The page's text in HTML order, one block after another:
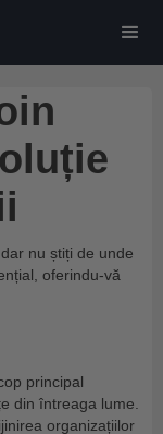
nu știți de unde
oferindu-vă
principal
din întreaga lume.
organizațiilor